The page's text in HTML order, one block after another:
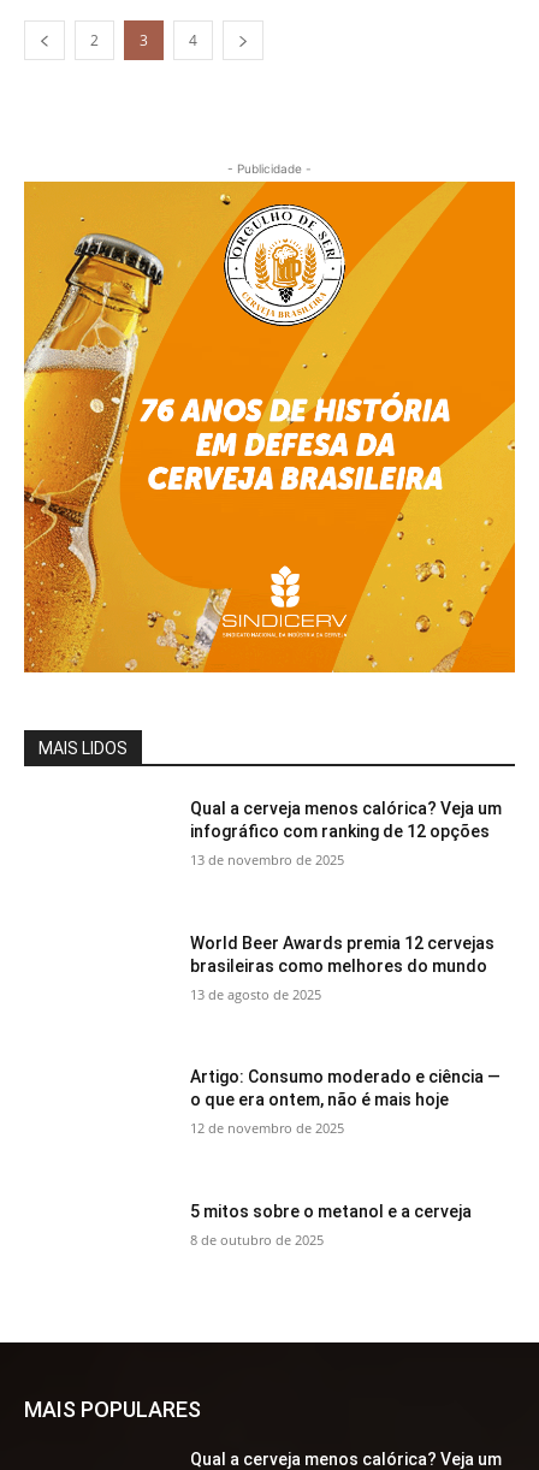
2 3 4
- Publicidade -
MAIS LIDOS
Qual a cerveja menos calórica? Veja um
infográfico com ranking de 12 opções
13 de novembro de 2025
World Beer Awards premia 12 cervejas
brasileiras como melhores do mundo
13 de agosto de 2025
Artigo: Consumo moderado e ciência —
o que era ontem, não é mais hoje
12 de novembro de 2025
5 mitos sobre o metanol e a cerveja
8 de outubro de 2025
MAIS POPULARES
Qual a cerveja menos calórica? Veja um